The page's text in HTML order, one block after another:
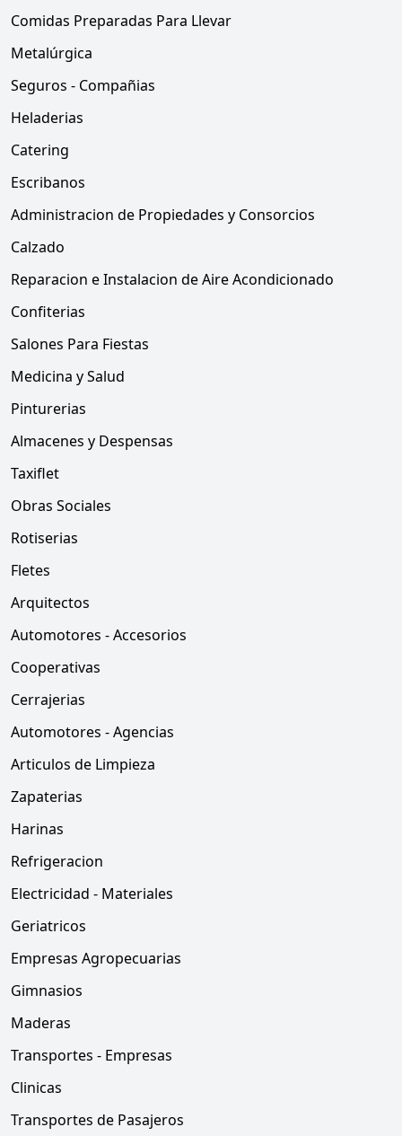
Comidas Preparadas Para Llevar
Metalúrgica
Seguros - Compañias
Heladerias
Catering
Escribanos
Administracion de Propiedades y Consorcios
Calzado
Reparacion e Instalacion de Aire Acondicionado
Confiterias
Salones Para Fiestas
Medicina y Salud
Pinturerias
Almacenes y Despensas
Taxiflet
Obras Sociales
Rotiserias
Fletes
Arquitectos
Automotores - Accesorios
Cooperativas
Cerrajerias
Automotores - Agencias
Articulos de Limpieza
Zapaterias
Harinas
Refrigeracion
Electricidad - Materiales
Geriatricos
Empresas Agropecuarias
Gimnasios
Maderas
Transportes - Empresas
Clinicas
Transportes de Pasajeros